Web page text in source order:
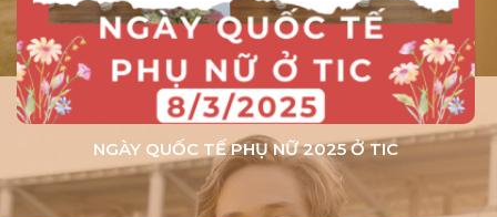
NGÀY QUỐC TẾ PHỤ NỮ 2025 Ở TIC
MÙA LÁ ĐỎ MOMIJI
Chourei - Bước Khởi Đầu Của Một